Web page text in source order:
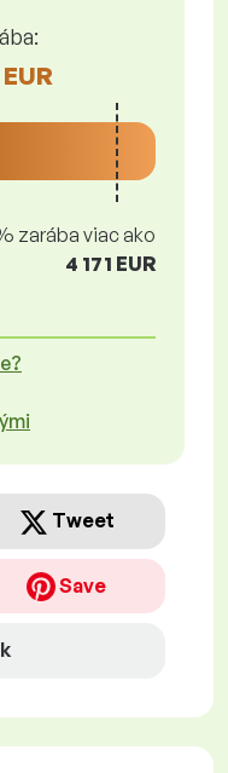
zarába viac ako
4 171 EUR
Tweet
Save